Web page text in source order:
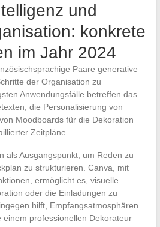
und
konkrete
im Jahr 2024
Paare generative
der Organisation zu
Anwendungsfälle betreffen das
die Personalisierung von
Moodboards für die Dekoration
Zeitpläne.
als Ausgangspunkt, um Reden zu
zu strukturieren. Canva, mit
ermöglicht es, visuelle
oder die Einladungen zu
hilft, Empfangsatmosphären
professionellen Dekorateur